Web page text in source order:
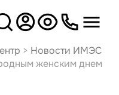
Версия
для слабовидящих
> Новости ИМЭС
женским днем